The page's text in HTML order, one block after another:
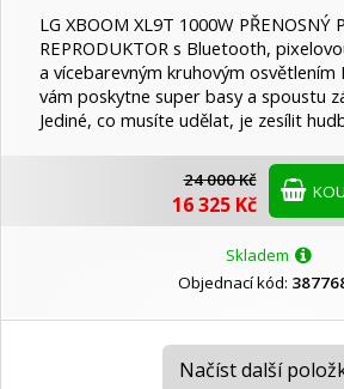
LG XBOOM XL9T 1000W PŘENOSNÝ
REPRODUKTOR s Bluetooth,
a vícebarevným kruhovým osvětlením
vám poskytne super basy a spoustu
Jediné, co musíte udělat, je zesílit
24 000 Kč
16 325 Kč
Skladem
Objednací kód:
Načíst další